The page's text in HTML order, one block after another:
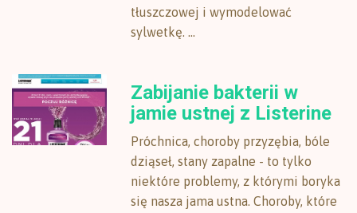
tłuszczowej i wymodelować
sylwetkę. ...
Zabijanie bakterii w
jamie ustnej z Listerine
Próchnica, choroby przyzębia, bóle
dziąseł, stany zapalne - to tylko
niektóre problemy, z którymi boryka
się nasza jama ustna. Choroby, które